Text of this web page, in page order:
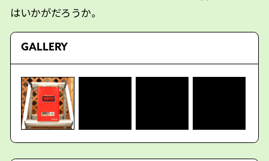
はいかがだろうか。
GALLERY